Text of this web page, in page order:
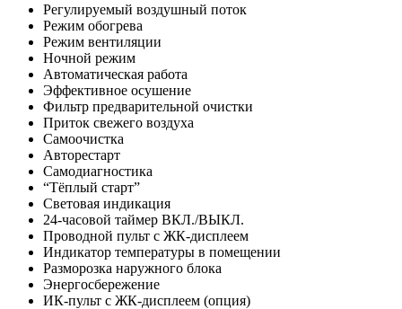
Регулируемый воздушный поток
Режим обогрева
Режим вентиляции
Ночной режим
Автоматическая работа
Эффективное осушение
Фильтр предварительной очистки
Приток свежего воздуха
Самоочистка
Авторестарт
Самодиагностика
“Тёплый старт”
Световая индикация
24-часовой таймер ВКЛ./ВЫКЛ.
Проводной пульт с ЖК-дисплеем
Индикатор температуры в помещении
Разморозка наружного блока
Энергосбережение
ИК-пульт с ЖК-дисплеем (опция)